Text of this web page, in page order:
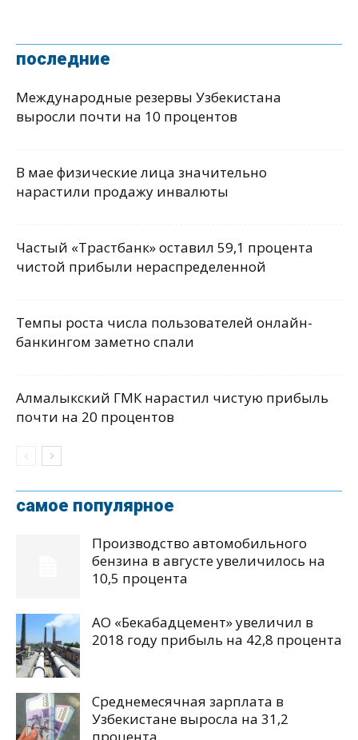
последние
Международные резервы Узбекистана
выросли почти на 10 процентов
В мае физические лица значительно
нарастили продажу инвалюты
Частый «Трастбанк» оставил 59,1 процента
чистой прибыли нераспределенной
Темпы роста числа пользователей онлайн-
банкингом заметно спали
Алмалыкский ГМК нарастил чистую прибыль
почти на 20 процентов
самое популярное
Производство автомобильного
бензина в августе увеличилось на
10,5 процента
АО «Бекабадцемент» увеличил в
2018 году прибыль на 42,8 процента
Среднемесячная зарплата в
Узбекистане выросла на 31,2